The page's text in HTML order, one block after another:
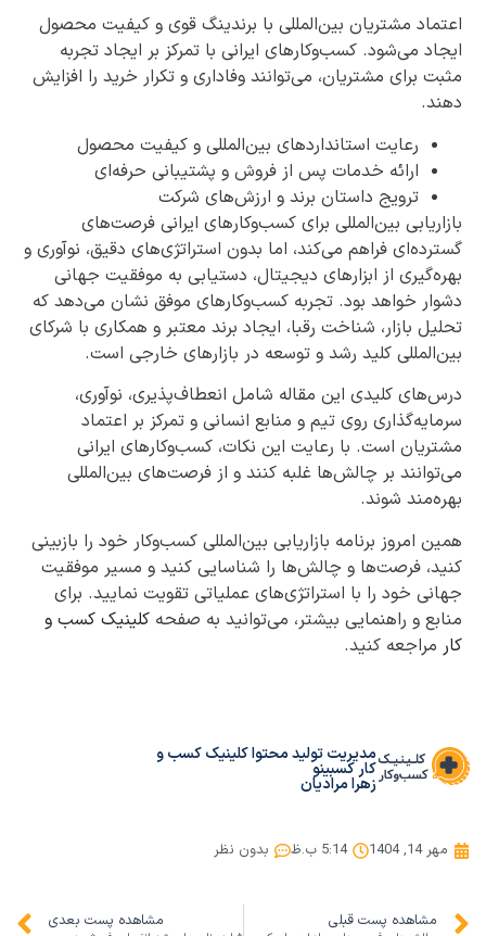
اعتماد مشتریان بین‌المللی با برندینگ قوی و کیفیت محصول
ایجاد می‌شود. کسب‌وکارهای ایرانی با تمرکز بر ایجاد تجربه
مثبت برای مشتریان، می‌توانند وفاداری و تکرار خرید را افزایش
دهند.
رعایت استانداردهای بین‌المللی و کیفیت محصول
ارائه خدمات پس از فروش و پشتیبانی حرفه‌ای
ترویج داستان برند و ارزش‌های شرکت
بازاریابی بین‌المللی برای کسب‌وکارهای ایرانی فرصت‌های
گسترده‌ای فراهم می‌کند، اما بدون استراتژی‌های دقیق، نوآوری و
بهره‌گیری از ابزارهای دیجیتال، دستیابی به موفقیت جهانی
دشوار خواهد بود. تجربه کسب‌وکارهای موفق نشان می‌دهد که
تحلیل بازار، شناخت رقبا، ایجاد برند معتبر و همکاری با شرکای
بین‌المللی کلید رشد و توسعه در بازارهای خارجی است.
درس‌های کلیدی این مقاله شامل انعطاف‌پذیری، نوآوری،
سرمایه‌گذاری روی تیم و منابع انسانی و تمرکز بر اعتماد
مشتریان است. با رعایت این نکات، کسب‌وکارهای ایرانی
می‌توانند بر چالش‌ها غلبه کنند و از فرصت‌های بین‌المللی
بهره‌مند شوند.
همین امروز برنامه بازاریابی بین‌المللی کسب‌وکار خود را بازبینی
کنید، فرصت‌ها و چالش‌ها را شناسایی کنید و مسیر موفقیت
جهانی خود را با استراتژی‌های عملیاتی تقویت نمایید. برای
منابع و راهنمایی بیشتر، می‌توانید به صفحه کلینیک کسب و
کار مراجعه کنید.
مدیریت تولید محتوا کلینیک کسب و
کار کسبینو
زهرا مرادیان
مهر 14, 1404 5:14 ب.ظ بدون نظر
مشاهده پست قبلی مشاهده پست بعدی